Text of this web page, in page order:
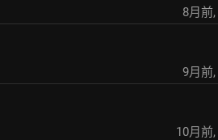
8月前,
9月前,
10月前,